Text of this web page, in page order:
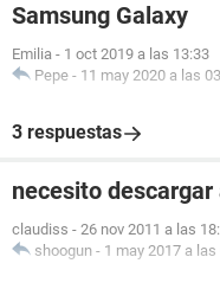
Samsung Galaxy
Emilia - 1 oct 2019 a las 13:33
Pepe - 11 may 2020 a las
3 respuestas
necesito
claudiss - 26 nov 2011 a las
shoogun - 1 may 2017 a las